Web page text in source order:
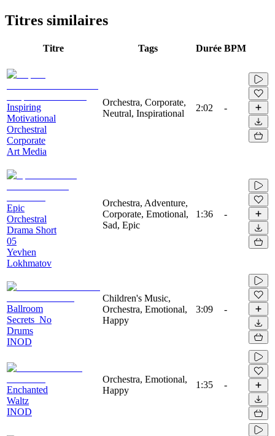
Titres similaires
Titre Tags Durée BPM
Inspiring
Motivational
Orchestral
Corporate
Art Media
Orchestra, Corporate,
Neutral, Inspirational
2:02 -
Epic
Orchestral
Drama Short
05
Yevhen
Lokhmatov
Orchestra, Adventure,
Corporate, Emotional,
Sad, Epic
1:36 -
Ballroom
Secrets_No
Drums
INOD
Children's Music,
Orchestra, Emotional,
Happy
3:09 -
Enchanted
Waltz
INOD
Orchestra, Emotional,
Happy
1:35 -